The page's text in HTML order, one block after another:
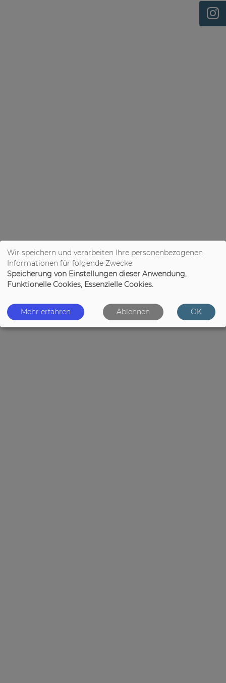
Wir speichern und verarbeiten Ihre personenbezogenen
Informationen für folgende Zwecke:
Speicherung von Einstellungen dieser Anwendung,
Funktionelle Cookies, Essenzielle Cookies.
Mehr erfahren Ablehnen OK